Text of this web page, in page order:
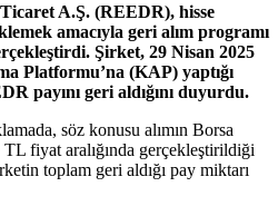
A.Ş. (REEDR), hisse
amacıyla geri alım programı
Şirket, 29 Nisan 2025
Platformu’na (KAP) yaptığı
payını geri aldığını duyurdu.
söz konusu alımın Borsa
fiyat aralığında gerçekleştirildiği
toplam geri aldığı pay miktarı